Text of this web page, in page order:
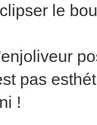
le
pas
!